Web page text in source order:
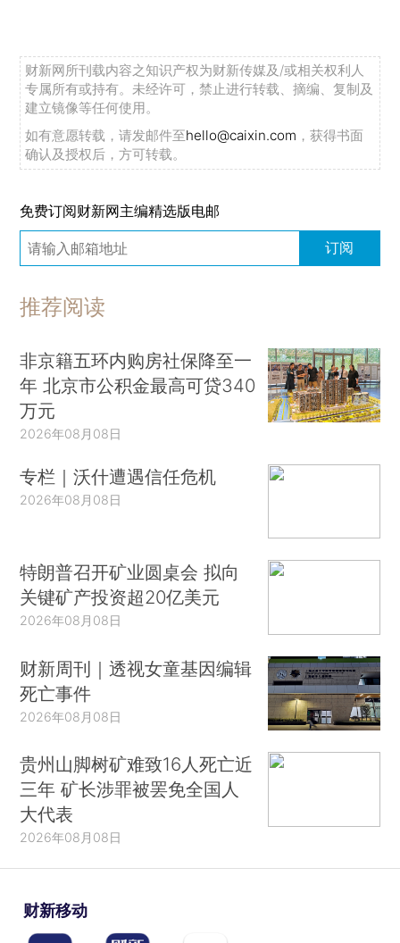
财新网所刊载内容之知识产权为财新传媒及/或相关权利人
专属所有或持有。未经许可，禁止进行转载、摘编、复制及
建立镜像等任何使用。
如有意愿转载，请发邮件至hello@caixin.com ，获得书面
确认及授权后，方可转载。
免费订阅财新网主编精选版电邮
订阅
推荐阅读
非京籍五环内购房社保降至一
年 北京市公积金最高可贷340
万元
2026年08月08日
专栏｜沃什遭遇信任危机
2026年08月08日
特朗普召开矿业圆桌会 拟向
关键矿产投资超20亿美元
2026年08月08日
财新周刊｜透视女童基因编辑
死亡事件
2026年08月08日
贵州山脚树矿难致16人死亡近
三年 矿长涉罪被罢免全国人
大代表
2026年08月08日
财新移动